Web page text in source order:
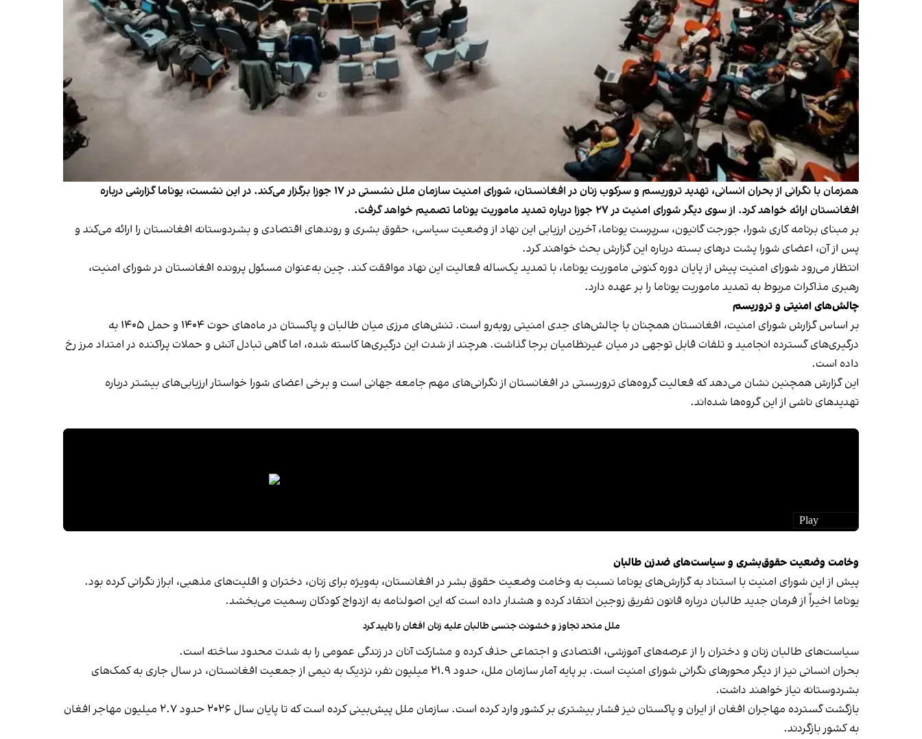
همزمان با نگرانی از بحران انسانی، تهدید تروریسم و سرکوب زنان در افغانستان، شورای امنیت سازمان ملل نشستی در ۱۷ جوزا برگزار می‌کند. در این نشست، یوناما گزارشی درباره
افغانستان ارائه خواهد کرد. از سوی دیگر شورای امنیت در ۲۷ جوزا درباره تمدید ماموریت یوناما تصمیم‌ خواهد گرفت.
بر مبنای برنامه کاری شورا، جورجت گانیون، سرپرست یوناما، آخرین ارزیابی این نهاد از وضعیت سیاسی، حقوق بشری و روندهای اقتصادی و بشردوستانه افغانستان را ارائه می‌کند و
پس از آن، اعضای شورا پشت درهای بسته درباره این گزارش بحث خواهند کرد.
انتظار می‌رود شورای امنیت پیش از پایان دوره کنونی ماموریت یوناما، با تمدید یک‌ساله فعالیت این نهاد موافقت کند. چین به‌عنوان مسئول پرونده افغانستان در شورای امنیت،
رهبری مذاکرات مربوط به تمدید ماموریت یوناما را بر عهده دارد.
چالش‌های امنیتی و تروریسم
بر اساس گزارش شورای امنیت، افغانستان همچنان با چالش‌های جدی امنیتی روبه‌رو است. تنش‌های مرزی میان طالبان و پاکستان در ماه‌های حوت ۱۴۰۴ و حمل ۱۴۰۵ به
درگیری‌های گسترده انجامید و تلفات قابل توجهی در میان غیرنظامیان برجا گذاشت. هرچند از شدت این درگیری‌ها کاسته شده، اما گاهی تبادل آتش و حملات پراکنده در امتداد مرز رخ
داده است.
این گزارش همچنین نشان می‌دهد که فعالیت گروه‌های تروریستی در افغانستان از نگرانی‌های مهم جامعه جهانی است و برخی اعضای شورا خواستار ارزیابی‌های بیشتر درباره
تهدیدهای ناشی از این گروه‌ها شده‌اند.
وخامت وضعیت حقوق‌بشری و سیاست‌های ضدزن طالبان
پیش از این شورای امنیت با استناد به گزارش‌های یوناما نسبت به وخامت وضعیت حقوق بشر در افغانستان، به‌ویژه برای زنان، دختران و اقلیت‌های مذهبی، ابراز نگرانی کرده بود.
یوناما اخیراً از فرمان جدید طالبان درباره قانون تفریق زوجین انتقاد کرده و هشدار داده است که این اصولنامه به ازدواج کودکان رسمیت می‌بخشد.
ملل متحد تجاوز و خشونت جنسی طالبان علیه زنان افغان را تایید کرد
سیاست‌های طالبان زنان و دختران را از عرصه‌های آموزشی، اقتصادی و اجتماعی حذف کرده و مشارکت آنان در زندگی عمومی را به شدت محدود ساخته است.
بحران انسانی نیز از دیگر محورهای نگرانی شورای امنیت است. بر پایه آمار سازمان ملل، حدود ۲۱.۹ میلیون نفر، نزدیک به نیمی از جمعیت افغانستان، در سال جاری به کمک‌های
بشردوستانه نیاز خواهند داشت.
بازگشت گسترده مهاجران افغان از ایران و پاکستان نیز فشار بیشتری بر کشور وارد کرده است. سازمان ملل پیش‌بینی کرده است که تا پایان سال ۲۰۲۶ حدود ۲.۷ میلیون مهاجر افغان
به کشور بازگردند.